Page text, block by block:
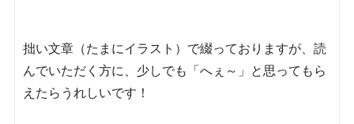
拙い文章（たまにイラスト）で綴っておりますが、読
んでいただく方に、少しでも「へぇ～」と思ってもら
えたらうれしいです！